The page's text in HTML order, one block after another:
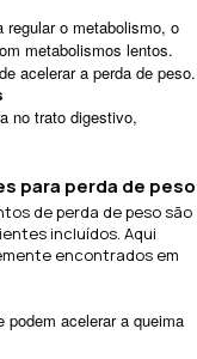
regular o metabolismo, o
metabolismos lentos.
acelerar a perda de peso.
no trato digestivo,
para perda de peso
de perda de peso são
incluídos. Aqui
encontrados em
acelerar a queima